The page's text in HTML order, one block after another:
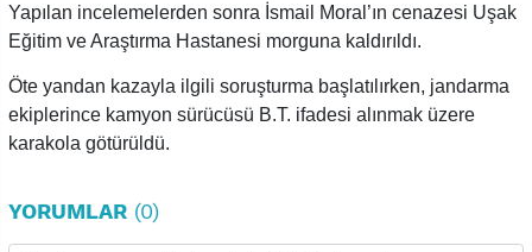
Yapılan incelemelerden sonra İsmail Moral’ın cenazesi Uşak
Eğitim ve Araştırma Hastanesi morguna kaldırıldı.
Öte yandan kazayla ilgili soruşturma başlatılırken, jandarma
ekiplerince kamyon sürücüsü B.T. ifadesi alınmak üzere
karakola götürüldü.
YORUMLAR (0)